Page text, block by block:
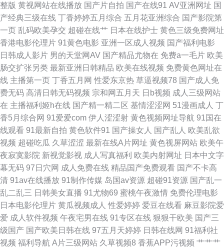
欧美 亚洲精品五月婷婷 91人妻碰碰碰 东方av天堂 女优在线观看 久久这里有
影音先锋欧美性 91视频网站链接 福利网址导航亚洲AV 四虎院网站 91www
在线 国产ts在线观看 91婬黄看片 久久精品99久久 亚洲欧美日韩国产成人 99
九九视屏 国产情侣AV免费 中文字幕人妻有码在线 国产精品国产级国99 成人
cao逼视频导航 色人閣俺也去 91白虎美女交配 国肏屄视频 欧美亚色色片 91
凤楼 AV片不卡 日本小网站一区二E 91情趣小视频 国产福利精品一 91黄色颜
色 海角社区在线视频福利 亚洲视频国产ts 91试香蕉视频 黄色频在线 丝袜美
腿五月天 91巨炮网站 蜜桃8848tv豆花 亚洲美女Av网 狠狠操狠狠撸 91经典
视频观看 国际东方AV在线 91九色蝌蚪蜜桃人妻 欧美喷水在线 不卡二区 91
呦呦在线观看 精品亚洲日韩色欲专区 91性爱直播 91永久免费看视频 首页成
整版 黄视网站在线播放 国产片自拍 国产在线91 AV亚洲网址 国
产经典三级在线 丁香婷婷五月综合 五月花亚洲综合 国产影院第
一页 乱码欧美孕交 超碰在线艹 日本在线护士 黄色三级免费网址
香港电影伦理片 91黄色电影 亚洲一区成人视频 国产福利电影
日韩成人影片 男的天堂网AV 国产精品尤物在 免费a一毛片 欧美
肠交扩张另类 最新亚洲日韩精品 欧美在线视频 免费黄色网址在
线 主播第一页 丁香五月网 性爱东京热 草逼视频78 国产成人免
费无码 高清日韩无码视频 宗和网五月天 日b视频 成人三级网站
在 主播福利姬h在线 国产精一精二区 基情涩涩网 51漫画成人 丁
香5月综合网 91爱爱com 伊人涩涩射 黄色视频网址导航 91国在
线观看 91最新自拍 黄色软件91 国产操女人 国产乱人 欧美乱欲
视频 超碰吃瓜 久草涩涩 最新在线A片网址 黄色视屏网站 欧美午
夜寂寞影院 新视觉影视 成人写真福利 欧美内射网址 日本中文字
幕无码 97日穴网 成人免费在线 精品国产免费观看 国产不卡高
清 91av在线播放 91制作传媒 岛国av资源 超碰91资源 国产乱一
乱二乱三 日韩美女直播 91尤物69 蜜桃午夜激情 免费伦理电影
日本电影伦理片 黄瓜视频成人 性爱婷婷 爱豆在线看 麻豆影院爱
爱 成人软件视频 午夜宅男在线 91专区在线 狠狠干欧美 国产三
级国产 国产欧美日韩在线 97五月天婷婷 日韩在线网 91福利社
视频 福利导航 A片三级网站 久草视频8 香蕉APP污视频 艹艹艹